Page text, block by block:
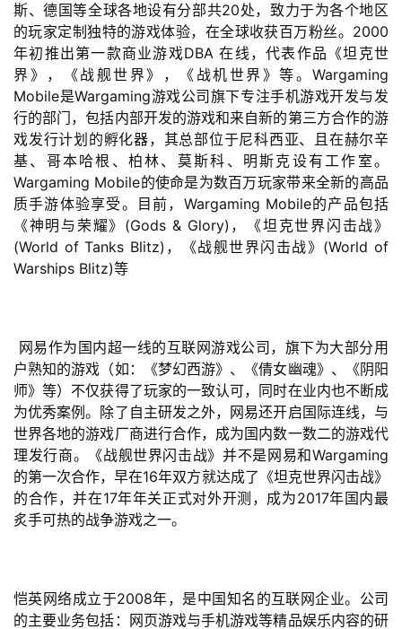
手
机
游
戏
单
机
游
戏
休
闲
2
0
2
5
第
十
三
届
斯、德国等全球各地设有分部共20处，致力于为各个地区
的玩家定制独特的游戏体验，在全球收获百万粉丝。2000
年初推出第一款商业游戏DBA 在线，代表作品《坦克世
界》，《战舰世界》，《战机世界》等。Wargaming
Mobile是Wargaming游戏公司旗下专注手机游戏开发与发
行的部门，包括内部开发的游戏和来自新的第三方合作的游
戏发行计划的孵化器，其总部位于尼科西亚、且在赫尔辛
基、哥本哈根、柏林、莫斯科、明斯克设有工作室。
Wargaming Mobile的使命是为数百万玩家带来全新的高品
质手游体验享受。目前，Wargaming Mobile的产品包括
《神明与荣耀》(Gods & Glory)，《坦克世界闪击战》
(World of Tanks Blitz)，《战舰世界闪击战》(World of
Warships Blitz)等
网易作为国内超一线的互联网游戏公司，旗下为大部分用
户熟知的游戏（如：《梦幻西游》、《倩女幽魂》、《阴阳
师》等）不仅获得了玩家的一致认可，同时在业内也不断成
为优秀案例。除了自主研发之外，网易还开启国际连线，与
世界各地的游戏厂商进行合作，成为国内数一数二的游戏代
理发行商。《战舰世界闪击战》并不是网易和Wargaming
的第一次合作，早在16年双方就达成了《坦克世界闪击战》
的合作，并在17年年关正式对外开测，成为2017年国内最
炙手可热的战争游戏之一。
恺英网络成立于2008年，是中国知名的互联网企业。公司
的主要业务包括：网页游戏与手机游戏等精品娱乐内容的研